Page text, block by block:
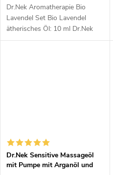
Dr.Nek Aromatherapie Bio
Lavendel Set Bio Lavendel
ätherisches Öl: 10 ml Dr.Nek
Sensitive Massageöl mit
Dr.Nek Sensitive Massageöl
mit Pumpe mit Arganöl und